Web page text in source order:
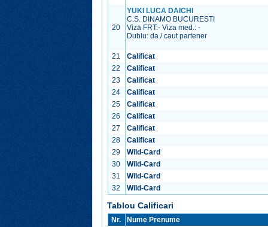
20
YUKI LUCA DAICHI
C.S. DINAMO BUCURESTI
Viza FRT:- Viza med.:-
Dublu: da / caut partener
21
Calificat
22
Calificat
23
Calificat
24
Calificat
25
Calificat
26
Calificat
27
Calificat
28
Calificat
29
Wild-Card
30
Wild-Card
31
Wild-Card
32
Wild-Card
Tablou Calificari
Nr. Nume Prenume